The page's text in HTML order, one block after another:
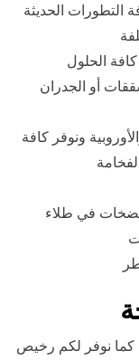
التطورات الحديثة
الحلول
أو الجدران
ونوفر كافة
في طلاء
كما نوفر لكم رخيص